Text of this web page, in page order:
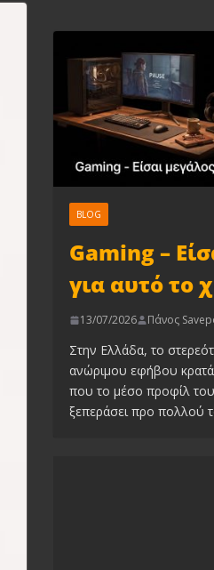
BLOG
Gaming –
για αυτό το
13/07/2026 Πάνος
Στην Ελλάδα, το
ανώριμου εφήβου
που το μέσο προφίλ του
ξεπεράσει προ πολλού